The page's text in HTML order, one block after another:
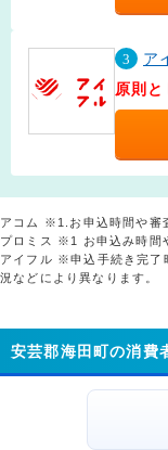
3
ア
原則と
アコム ※1.お申込時間や審
プロミス ※1 お申込み時間
アイフル ※申込手続き完了
況などにより異なります。
安芸郡海田町の消費